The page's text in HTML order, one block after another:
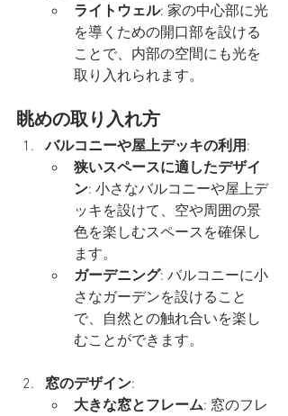
ライトウェル: 家の中心部に光
を導くための開口部を設ける
ことで、内部の空間にも光を
取り入れられます。
眺めの取り入れ方
バルコニーや屋上デッキの利用:
狭いスペースに適したデザイ
ン: 小さなバルコニーや屋上デ
ッキを設けて、空や周囲の景
色を楽しむスペースを確保し
ます。
ガーデニング: バルコニーに小
さなガーデンを設けること
で、自然との触れ合いを楽し
むことができます。
窓のデザイン:
大きな窓とフレーム: 窓のフレ